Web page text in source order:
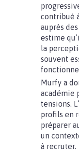
contribué
auprès
estime
la
souvent
Murfy a
académie
tensions.
profils en
préparer
un
à recruter.